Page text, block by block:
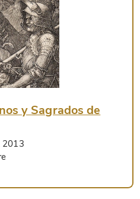
y Sagrados de
2013